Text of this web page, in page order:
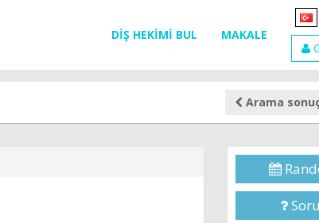
DİŞ HEKİMİ BUL MAKALE
Arama